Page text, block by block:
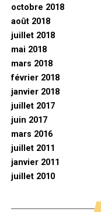
octobre 2018
août 2018
juillet 2018
mai 2018
mars 2018
février 2018
janvier 2018
juillet 2017
juin 2017
mars 2016
juillet 2011
janvier 2011
juillet 2010